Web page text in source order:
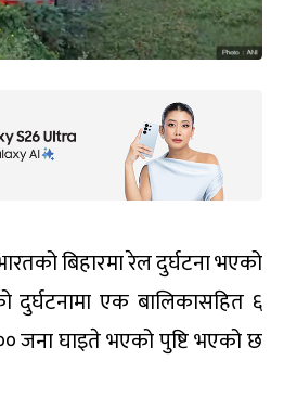
बिहारमा रेल दुर्घटना भएको
दुर्घटनामा एक बालिकासहित ६
जना घाइते भएको पुष्टि भएको छ